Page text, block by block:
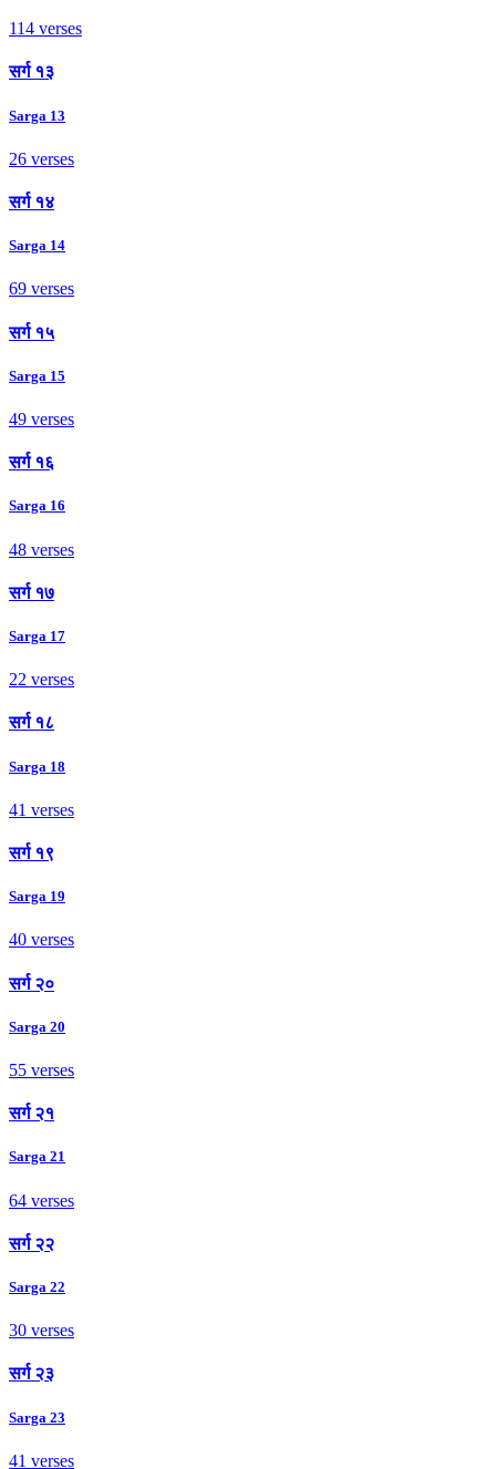
114 verses
सर्ग १३
Sarga 13
26 verses
सर्ग १४
Sarga 14
69 verses
सर्ग १५
Sarga 15
49 verses
सर्ग १६
Sarga 16
48 verses
सर्ग १७
Sarga 17
22 verses
सर्ग १८
Sarga 18
41 verses
सर्ग १९
Sarga 19
40 verses
सर्ग २०
Sarga 20
55 verses
सर्ग २१
Sarga 21
64 verses
सर्ग २२
Sarga 22
30 verses
सर्ग २३
Sarga 23
41 verses